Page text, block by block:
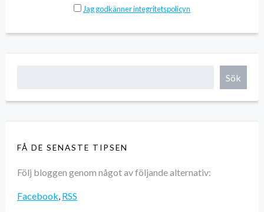
Jag godkänner integritetspolicyn
Sök
FÅ DE SENASTE TIPSEN
Följ bloggen genom något av följande alternativ:
Facebook, RSS